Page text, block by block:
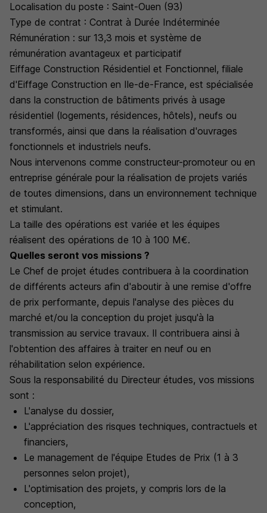
Localisation du poste : Saint-Ouen (93)
Type de contrat : Contrat à Durée Indéterminée
Rémunération : sur 13,3 mois et système de
rémunération avantageux et participatif
Eiffage Construction Résidentiel et Fonctionnel, filiale
d'Eiffage Construction en Ile-de-France, est spécialisée
dans la construction de bâtiments privés à usage
résidentiel (logements, résidences, hôtels), neufs ou
transformés, ainsi que dans la réalisation d'ouvrages
fonctionnels et industriels neufs.
Nous intervenons comme constructeur-promoteur ou en
entreprise générale pour la réalisation de projets variés
de toutes dimensions, dans un environnement technique
et stimulant.
La taille des opérations est variée et les équipes
réalisent des opérations de 10 à 100 M€.
Quelles seront vos missions ?
Le Chef de projet études contribuera à la coordination
de différents acteurs afin d'aboutir à une remise d'offre
de prix performante, depuis l'analyse des pièces du
marché et/ou la conception du projet jusqu'à la
transmission au service travaux. Il contribuera ainsi à
l'obtention des affaires à traiter en neuf ou en
réhabilitation selon expérience.
Sous la responsabilité du Directeur études, vos missions
sont :
L'analyse du dossier,
L'appréciation des risques techniques, contractuels et
financiers,
Le management de l'équipe Etudes de Prix (1 à 3
personnes selon projet),
L'optimisation des projets, y compris lors de la
conception,